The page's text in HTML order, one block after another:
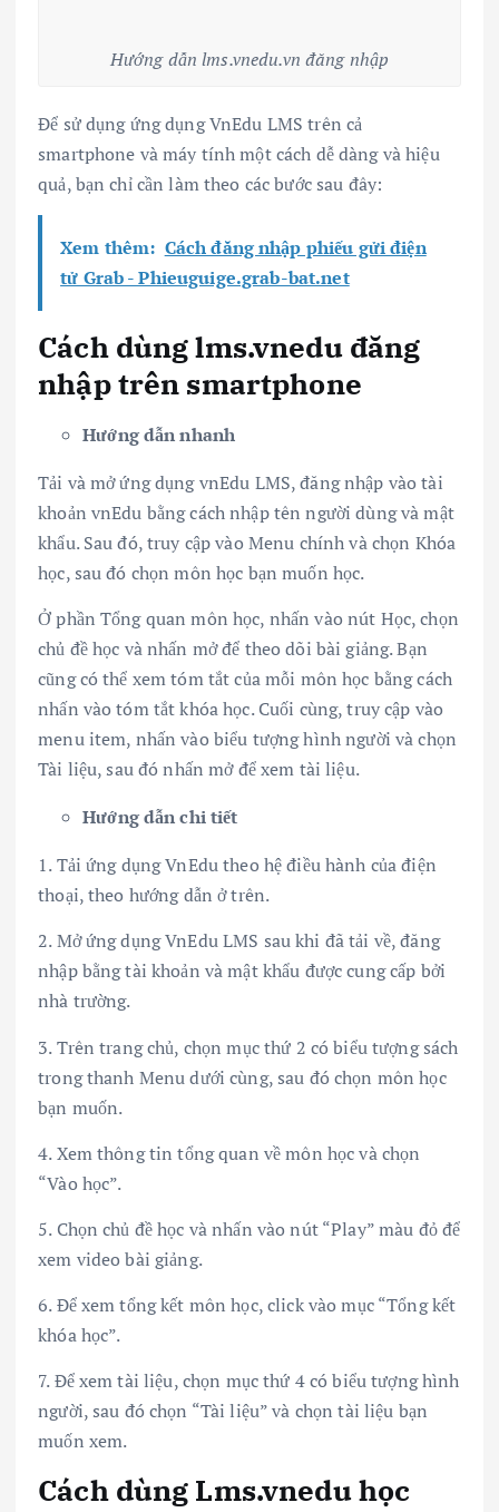
Hướng dẫn lms.vnedu.vn đăng nhập
Để sử dụng ứng dụng VnEdu LMS trên cả
smartphone và máy tính một cách dễ dàng và hiệu
quả, bạn chỉ cần làm theo các bước sau đây:
Xem thêm: Cách đăng nhập phiếu gửi điện
tử Grab - Phieuguige.grab-bat.net
Cách dùng lms.vnedu đăng
nhập trên smartphone
Hướng dẫn nhanh
Tải và mở ứng dụng vnEdu LMS, đăng nhập vào tài
khoản vnEdu bằng cách nhập tên người dùng và mật
khẩu. Sau đó, truy cập vào Menu chính và chọn Khóa
học, sau đó chọn môn học bạn muốn học.
Ở phần Tổng quan môn học, nhấn vào nút Học, chọn
chủ đề học và nhấn mở để theo dõi bài giảng. Bạn
cũng có thể xem tóm tắt của mỗi môn học bằng cách
nhấn vào tóm tắt khóa học. Cuối cùng, truy cập vào
menu item, nhấn vào biểu tượng hình người và chọn
Tài liệu, sau đó nhấn mở để xem tài liệu.
Hướng dẫn chi tiết
1. Tải ứng dụng VnEdu theo hệ điều hành của điện
thoại, theo hướng dẫn ở trên.
2. Mở ứng dụng VnEdu LMS sau khi đã tải về, đăng
nhập bằng tài khoản và mật khẩu được cung cấp bởi
nhà trường.
3. Trên trang chủ, chọn mục thứ 2 có biểu tượng sách
trong thanh Menu dưới cùng, sau đó chọn môn học
bạn muốn.
4. Xem thông tin tổng quan về môn học và chọn
“Vào học”.
5. Chọn chủ đề học và nhấn vào nút “Play” màu đỏ để
xem video bài giảng.
6. Để xem tổng kết môn học, click vào mục “Tổng kết
khóa học”.
7. Để xem tài liệu, chọn mục thứ 4 có biểu tượng hình
người, sau đó chọn “Tài liệu” và chọn tài liệu bạn
muốn xem.
Cách dùng Lms.vnedu học